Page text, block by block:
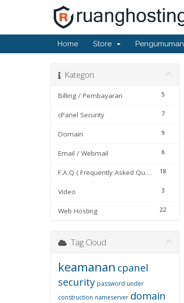
Home Store Pengumuman
Kategori
5
Billing / Pembayaran
7
cPanel Security
9
Domain
6
Email / Webmail
18
F.A.Q ( Frequently Asked Questions)
3
Video
22
Web Hosting
Tag Cloud
keamanan cpanel
security password under
construction nameserver domain